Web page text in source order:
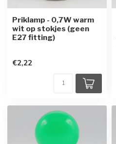
Priklamp - 0,7W warm
wit op stokjes (geen
E27 fitting)
€2,22